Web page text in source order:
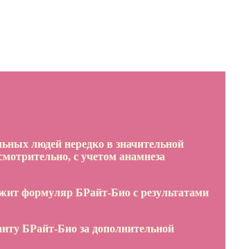
людей нередко в значительной
с учетом анамнеза
формуляр БРайт-Био с результатами
БРайт-Био за дополнительной